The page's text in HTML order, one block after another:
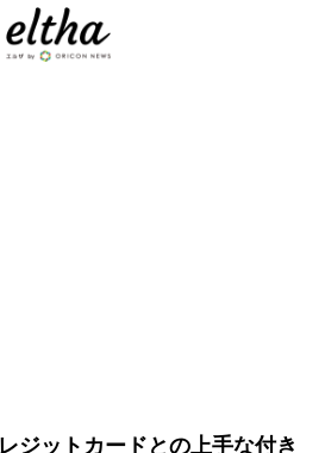
ジットカードとの上手な付き